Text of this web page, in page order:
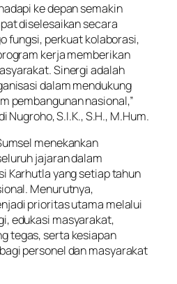
ke depan semakin
diselesaikan secara
fungsi, perkuat kolaborasi,
kerja memberikan
Sinergi adalah
dalam mendukung
pembangunan nasional,”
Nugroho, S.I.K., S.H., M.Hum.
menekankan
jajaran dalam
Karhutla yang setiap tahun
Menurutnya,
prioritas utama melalui
edukasi masyarakat,
tegas, serta kesiapan
personel dan masyarakat